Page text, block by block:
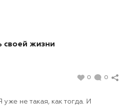
своей жизни
0 0
уже не такая, как тогда. И